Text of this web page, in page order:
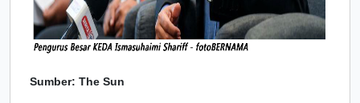
Sumber: The Sun